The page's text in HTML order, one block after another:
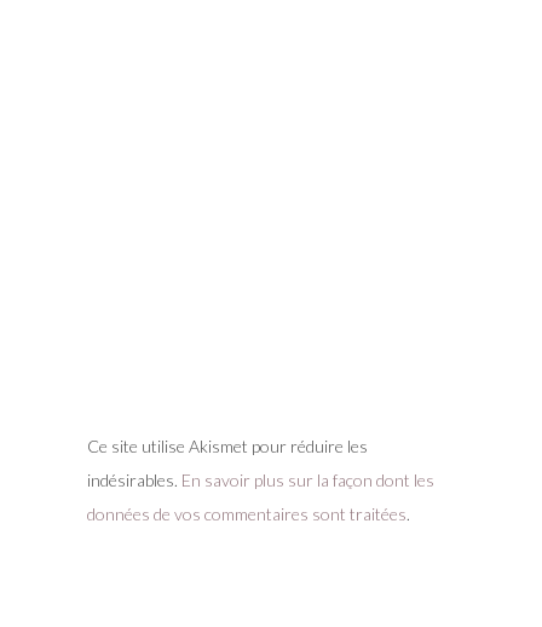
Ce site utilise Akismet pour réduire les
indésirables. En savoir plus sur la façon dont les
données de vos commentaires sont traitées.